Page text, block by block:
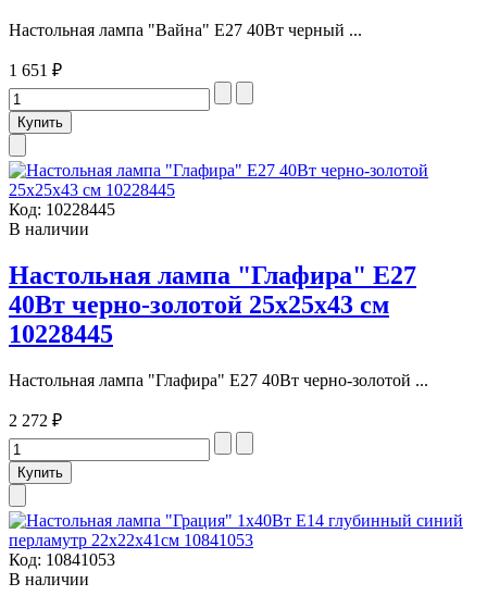
Настольная лампа "Вайна" Е27 40Вт черный ...
1 651 ₽
Код: 10228445
В наличии
Настольная лампа "Глафира" Е27
40Вт черно-золотой 25х25х43 см
10228445
Настольная лампа "Глафира" Е27 40Вт черно-золотой ...
2 272 ₽
Код: 10841053
В наличии